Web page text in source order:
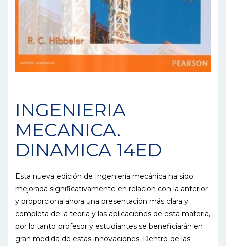
INGENIERIA
MECANICA.
DINAMICA 14ED
Esta nueva edición de Ingeniería mecánica ha sido
mejorada significativamente en relación con la anterior
y proporciona ahora una presentación más clara y
completa de la teoría y las aplicaciones de esta materia,
por lo tanto profesor y estudiantes se beneficiarán en
gran medida de estas innovaciones. Dentro de las